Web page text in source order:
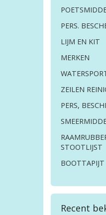
PERS.
LIJM EN KIT
MERKEN
ZEILEN
PERS,
STOOTLIJST
BOOTTAPIJT
Recent